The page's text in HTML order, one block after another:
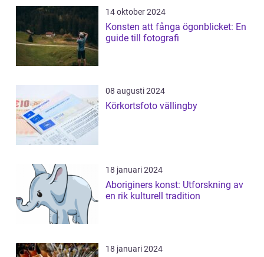
14 oktober 2024
Konsten att fånga ögonblicket: En
guide till fotografi
08 augusti 2024
Körkortsfoto vällingby
18 januari 2024
Aboriginers konst: Utforskning av
en rik kulturell tradition
18 januari 2024